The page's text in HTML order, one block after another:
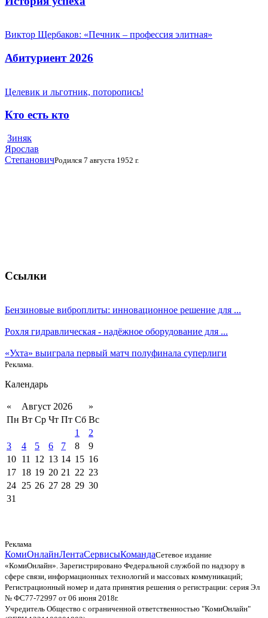
Виктор Щербаков: «Печник – профессия элитная»
Абитуриент 2026
Целевик и льготник, поторопись!
Кто есть кто
Зиняк
Ярослав
СтепановичРодился 7 августа 1952 г.
Ссылки
Бензиновые виброплиты: инновационное решение для ...
Рохля гидравлическая - надёжное оборудование для ...
«Ухта» выиграла первый матч полуфинала суперлиги
Реклама.
Календарь
« Август 2026
»
Пн Вт Ср Чт Пт Сб Вс
1
2
3
4 5 6 7 8
9
10 11 12 13 14 15 16
17 18 19 20 21 22 23
24 25 26 27 28 29 30
31
Реклама
КомиОнлайнЛентаСервисыКомандаСетевое издание
«КомиОнлайн». Зарегистрировано Федеральной службой по надзору в
сфере связи, информационных технологий и массовых коммуникаций;
Регистрационный номер и дата принятия решения о регистрации: серия Эл
№ ФС77-72997 от 06 июня 2018г.
Учредитель Общество с ограниченной ответственностью "КомиОнлайн"